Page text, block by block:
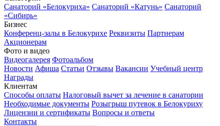
Санаторий «Белокуриха» Санаторий «Катунь» Санаторий
«Сибирь»
Бизнес
Конференц-залы в Белокурихе Реквизиты Партнерам
Акционерам
Фото и видео
Видеогалерея Фотоальбом
Новости Афиша Статьи Отзывы Вакансии Учебный центр
Награды
Клиентам
Способы оплаты Налоговый вычет за лечение в санатории
Необходимые документы Розыгрыш путевок в Белокуриху
Лицензии и сертификаты Вопросы и ответы
Контакты